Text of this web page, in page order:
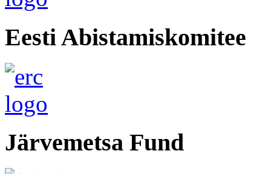
Eesti Abistamiskomitee
Järvemetsa Fund